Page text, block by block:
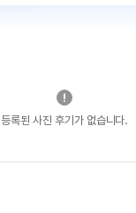
등록된 사진 후기가 없습니다.